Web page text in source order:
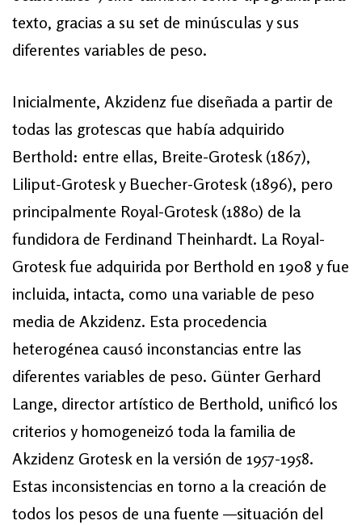
texto, gracias a su set de minúsculas y sus
diferentes variables de peso.
Inicialmente, Akzidenz fue diseñada a partir de
todas las grotescas que había adquirido
Berthold: entre ellas, Breite-Grotesk (1867),
Liliput-Grotesk y Buecher-Grotesk (1896), pero
principalmente Royal-Grotesk (1880) de la
fundidora de Ferdinand Theinhardt. La Royal-
Grotesk fue adquirida por Berthold en 1908 y fue
incluida, intacta, como una variable de peso
media de Akzidenz. Esta procedencia
heterogénea causó inconstancias entre las
diferentes variables de peso. Günter Gerhard
Lange, director artístico de Berthold, unificó los
criterios y homogeneizó toda la familia de
Akzidenz Grotesk en la versión de 1957-1958.
Estas inconsistencias en torno a la creación de
todos los pesos de una fuente —situación del